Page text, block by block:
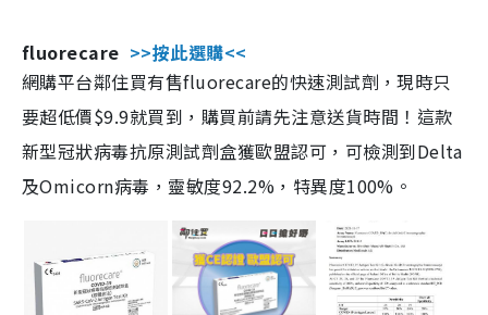
fluorecare >>按此選購<<
網購平台鄰住買有售fluorecare的快速測試劑，現時只
要超低價$9.9就買到，購買前請先注意送貨時間！這款
新型冠狀病毒抗原測試劑盒獲歐盟認可，可檢測到Delta
及Omicorn病毒，靈敏度92.2%，特異度100%。